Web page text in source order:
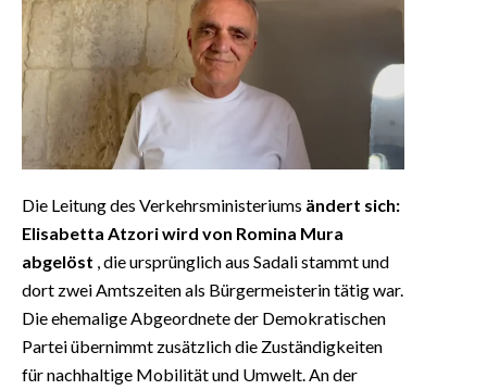
STORE
Die Leitung des Verkehrsministeriums ändert sich:
Elisabetta Atzori wird von Romina Mura
abgelöst , die ursprünglich aus Sadali stammt und
dort zwei Amtszeiten als Bürgermeisterin tätig war.
Die ehemalige Abgeordnete der Demokratischen
Partei übernimmt zusätzlich die Zuständigkeiten
für nachhaltige Mobilität und Umwelt. An der